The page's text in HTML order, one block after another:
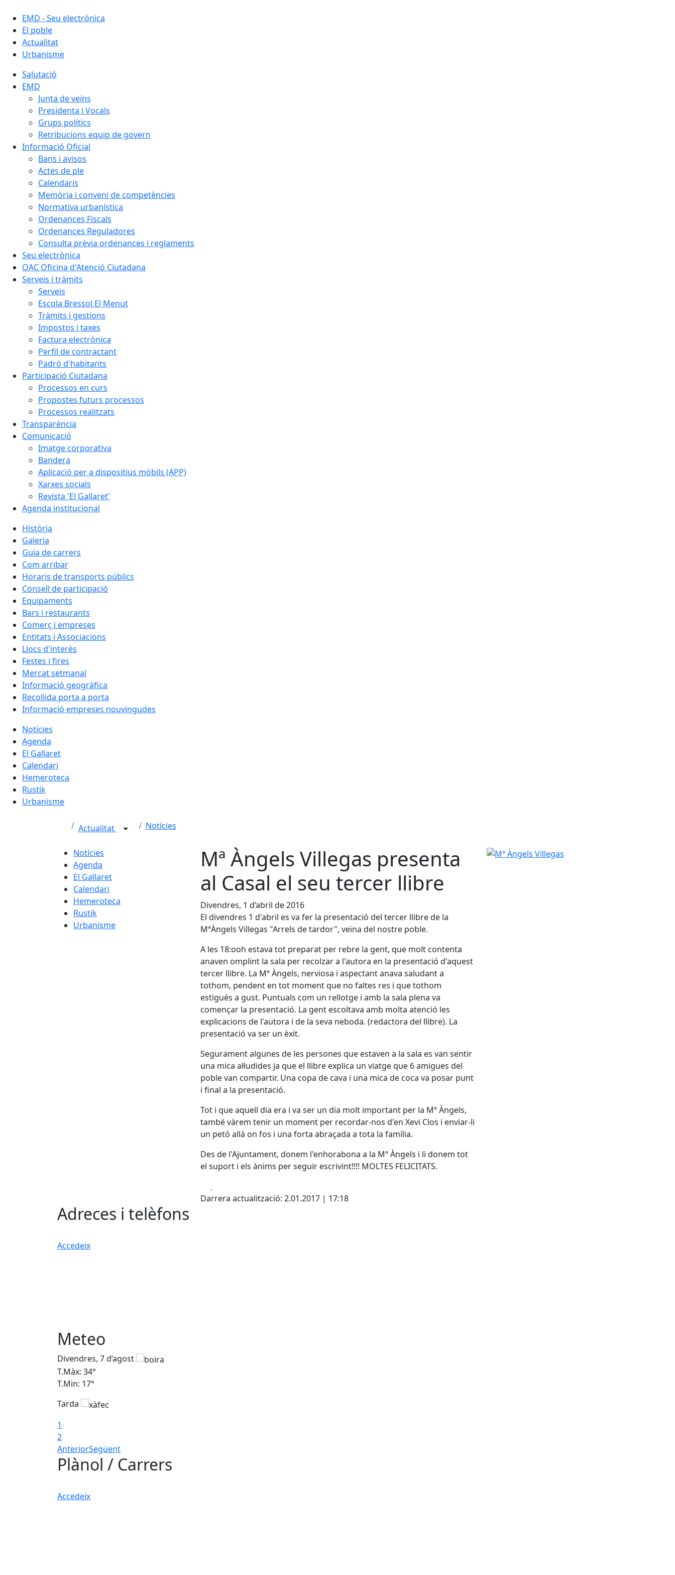
EMD - Seu electrònica
El poble
Actualitat
Urbanisme
Salutació
EMD
Junta de veïns
Presidenta i Vocals
Grups polítics
Retribucions equip de govern
Informació Oficial
Bans i avisos
Actes de ple
Calendaris
Memòria i conveni de competències
Normativa urbanística
Ordenances Fiscals
Ordenances Reguladores
Consulta prèvia ordenances i reglaments
Seu electrònica
OAC Oficina d'Atenció Ciutadana
Serveis i tràmits
Serveis
Escola Bressol El Menut
Tràmits i gestions
Impostos i taxes
Factura electrònica
Perfil de contractant
Padró d'habitants
Participació Ciutadana
Processos en curs
Propostes futurs processos
Processos realitzats
Transparència
Comunicació
Imatge corporativa
Bandera
Aplicació per a dispositius mòbils (APP)
Xarxes socials
Revista 'El Gallaret'
Agenda institucional
Història
Galeria
Guia de carrers
Com arribar
Horaris de transports públics
Consell de participació
Equipaments
Bars i restaurants
Comerç i empreses
Entitats i Associacions
Llocs d'interès
Festes i fires
Mercat setmanal
Informació geogràfica
Recollida porta a porta
Informació empreses nouvingudes
Notícies
Agenda
El Gallaret
Calendari
Hemeroteca
Rustik
Urbanisme
Actualitat Notícies
Notícies
Agenda
El Gallaret
Calendari
Hemeroteca
Rustik
Urbanisme
Mª Àngels Villegas presenta
al Casal el seu tercer llibre
Divendres, 1 d’abril de 2016
El divendres 1 d'abril es va fer la presentació del tercer llibre de la
MªÀngels Villegas "Arrels de tardor", veïna del nostre poble.
A les 18:ooh estava tot preparat per rebre la gent, que molt contenta
anaven omplint la sala per recolzar a l'autora en la presentació d'aquest
tercer llibre. La Mª Àngels, nerviosa i aspectant anava saludant a
tothom, pendent en tot moment que no faltes res i que tothom
estigués a gust. Puntuals com un rellotge i amb la sala plena va
començar la presentació. La gent escoltava amb molta atenció les
explicacions de l'autora i de la seva neboda. (redactora del llibre). La
presentació va ser un èxit.
Segurament algunes de les persones que estaven a la sala es van sentir
una mica al·ludides ja que el llibre explica un viatge que 6 amigues del
poble van compartir. Una copa de cava i una mica de coca va posar punt
i final a la presentació.
Tot i que aquell dia era i va ser un dia molt important per la Mª Àngels,
també vàrem tenir un moment per recordar-nos d'en Xevi Clos i enviar-li
un petó allà on fos i una forta abraçada a tota la família.
Des de l'Ajuntament, donem l'enhorabona a la Mª Àngels i li donem tot
el suport i els ànims per seguir escrivint!!!! MOLTES FELICITATS.
Darrera actualització: 2.01.2017 | 17:18
Mª Àngels Villegas
Adreces i telèfons
Accedeix
Meteo
Divendres, 7 d’agost
T.Màx: 34°
T.Min: 17°
Tarda
1
2
AnteriorSegüent
Plànol / Carrers
Accedeix